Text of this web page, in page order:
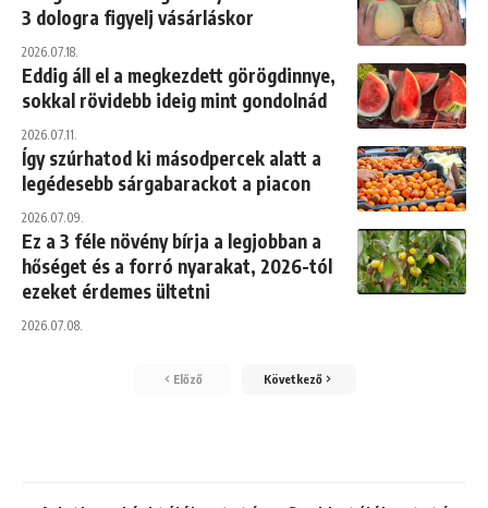
3 dologra figyelj vásárláskor
2026.07.18.
Eddig áll el a megkezdett görögdinnye,
sokkal rövidebb ideig mint gondolnád
2026.07.11.
Így szúrhatod ki másodpercek alatt a
legédesebb sárgabarackot a piacon
2026.07.09.
Ez a 3 féle növény bírja a legjobban a
hőséget és a forró nyarakat, 2026-tól
ezeket érdemes ültetni
2026.07.08.
Előző Következő